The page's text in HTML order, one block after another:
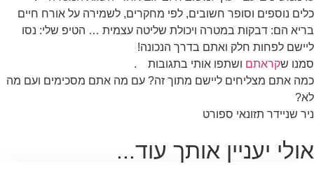
כלים נוספים וסופר חשובים, לפי מחקרים, לשמירה על אורח חיים
בריא הם: דבקות במטרה ויכולת שליטה עצמית … הטיפ שלי: נסו
ליישם לפחות חלק ואתם בדרך הנכונה!
סמנו שקראתם ושתפו אותי בתגובות
.
כמה אתם מצליחים ליישם מתוך זה? עם מה אתם מסכימים ועם מה
לא?
ניר שניידר תזונאי ספורט
אולי יעניין אותך עוד...